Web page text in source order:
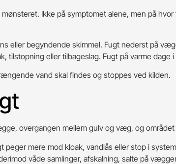
Ikke på symptomet alene, men på
eller begyndende skimmel. Fugt nederst på
tilstopning eller tilbageslag. Fugt på varme
vand skal findes og stoppes ved kilden.
overgangen mellem gulv og væg, og
peger mere mod kloak, vandlås eller stop i
våde samlinger, afskalning, salte på